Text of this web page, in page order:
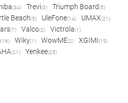
(34) Trevi(3) Triumph Board(5)
Beach(5) UleFone(14) UMAX(21)
(7) Valco(2) Victrola(1)
(16) Wiky(1) WowME(2) XGIMI(19)
(21) Yenkee(25)